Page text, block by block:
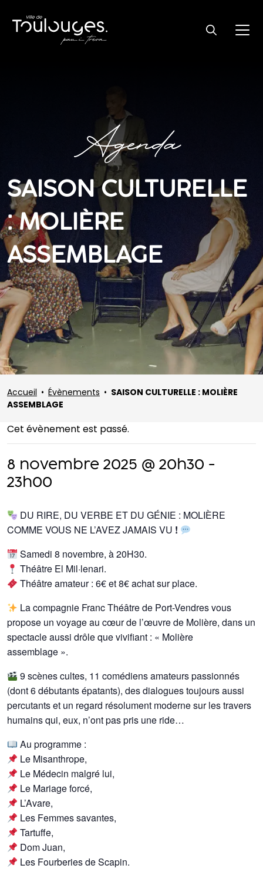
Agenda
SAISON CULTURELLE
: MOLIÈRE
ASSEMBLAGE
Accueil • Évènements • SAISON CULTURELLE : MOLIÈRE
ASSEMBLAGE
Cet évènement est passé.
8 novembre 2025 @ 20h30 -
23h00
DU RIRE, DU VERBE ET DU GÉNIE : MOLIÈRE
COMME VOUS NE L’AVEZ JAMAIS VU !
Samedi 8 novembre, à 20H30.
Théâtre El Mil·lenari.
Théâtre amateur : 6€ et 8€ achat sur place.
La compagnie Franc Théâtre de Port-Vendres vous
propose un voyage au cœur de l’œuvre de Molière, dans un
spectacle aussi drôle que vivifiant : « Molière
assemblage ».
9 scènes cultes, 11 comédiens amateurs passionnés
(dont 6 débutants épatants), des dialogues toujours aussi
percutants et un regard résolument moderne sur les travers
humains qui, eux, n’ont pas pris une ride…
Au programme :
Le Misanthrope,
Le Médecin malgré lui,
Le Mariage forcé,
L’Avare,
Les Femmes savantes,
Tartuffe,
Dom Juan,
Les Fourberies de Scapin.